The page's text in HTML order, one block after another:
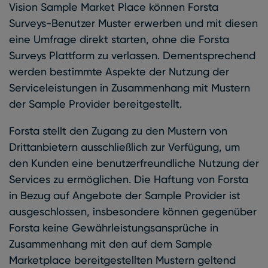
Vision Sample Market Place können Forsta
Surveys-Benutzer Muster erwerben und mit diesen
eine Umfrage direkt starten, ohne die Forsta
Surveys Plattform zu verlassen. Dementsprechend
werden bestimmte Aspekte der Nutzung der
Serviceleistungen in Zusammenhang mit Mustern
der Sample Provider bereitgestellt.
Forsta stellt den Zugang zu den Mustern von
Drittanbietern ausschließlich zur Verfügung, um
den Kunden eine benutzerfreundliche Nutzung der
Services zu ermöglichen. Die Haftung von Forsta
in Bezug auf Angebote der Sample Provider ist
ausgeschlossen, insbesondere können gegenüber
Forsta keine Gewährleistungsansprüche in
Zusammenhang mit den auf dem Sample
Marketplace bereitgestellten Mustern geltend